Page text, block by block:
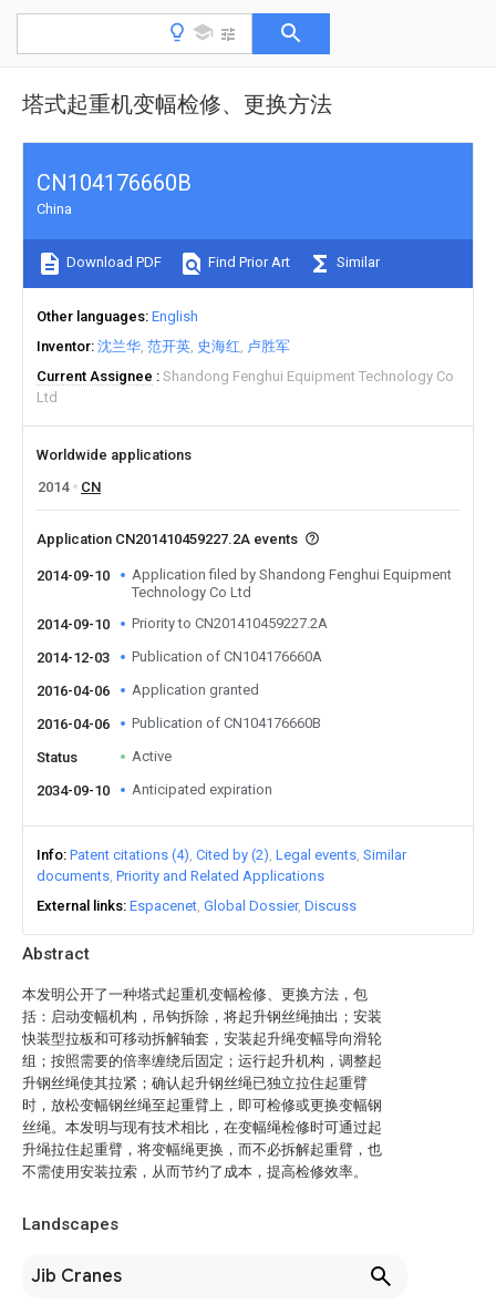
塔式起重机变幅检修、更换方法
Abstract
本发明公开了一种塔式起重机变幅检修、更换方法，包
括：启动变幅机构，吊钩拆除，将起升钢丝绳抽出；安装
快装型拉板和可移动拆解轴套，安装起升绳变幅导向滑轮
组；按照需要的倍率缠绕后固定；运行起升机构，调整起
升钢丝绳使其拉紧；确认起升钢丝绳已独立拉住起重臂
时，放松变幅钢丝绳至起重臂上，即可检修或更换变幅钢
丝绳。本发明与现有技术相比，在变幅绳检修时可通过起
升绳拉住起重臂，将变幅绳更换，而不必拆解起重臂，也
不需使用安装拉索，从而节约了成本，提高检修效率。
Landscapes
Jib Cranes
CN104176660B
China
Download PDF Find Prior Art Similar
Other languages English
Inventor 沈兰华 范开英 史海红 卢胜军
Current Assignee
Shandong Fenghui Equipment Technology Co
Ltd
Worldwide applications
2014
CN
Application CN201410459227.2A events
2014-09-10
Application filed by Shandong Fenghui Equipment
Technology Co Ltd
2014-09-10
Priority to CN201410459227.2A
2014-12-03 Publication of CN104176660A
2016-04-06 Application granted
2016-04-06 Publication of CN104176660B
Status Active
2034-09-10 Anticipated expiration
Info Patent citations (4) Cited by (2) Legal events Similar
documents Priority and Related Applications
External links Espacenet Global Dossier Discuss